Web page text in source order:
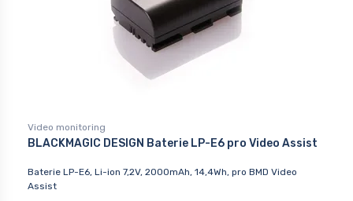
Video monitoring
BLACKMAGIC DESIGN Baterie LP-E6 pro Video Assist
Baterie LP-E6, Li-ion 7,2V, 2000mAh, 14,4Wh, pro BMD Video
Assist